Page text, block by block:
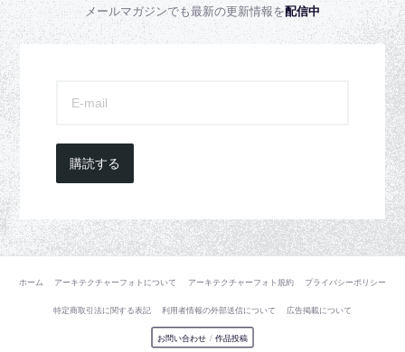
メールマガジンでも最新の更新情報を配信中
購読する
ホーム アーキテクチャーフォトについて アーキテクチャーフォト規約 プライバシーポリシー
特定商取引法に関する表記 利用者情報の外部送信について 広告掲載について
お問い合わせ / 作品投稿